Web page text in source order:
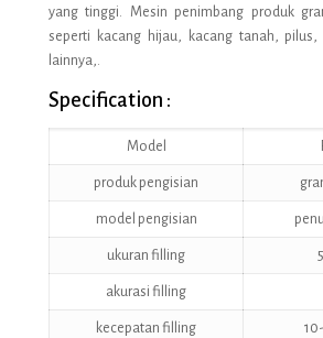
yang tinggi. Mesin penimbang produk
seperti kacang hijau, kacang tanah, pilus,
lainnya,.
Specification :
Model
produk pengisian
model pengisian
ukuran filling
akurasi filling
kecepatan filling